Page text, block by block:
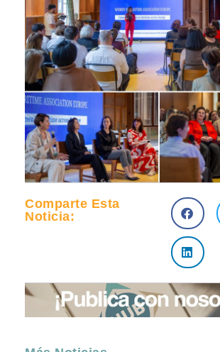
Comparte Esta
Noticia: